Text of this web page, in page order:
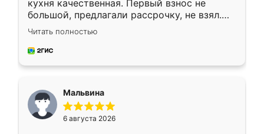
кухня качественная. Первый взнос не
большой, предлагали рассрочку, не взял.
Ждал меньше месяца, сборщик с прямыми
руками. По цене вышло адекватно.
Рекомендую!
Читать полностью
Мальвина
6 августа 2026